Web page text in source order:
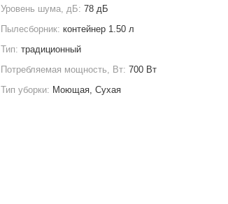
Уровень шума, дБ:78 дБ
Пылесборник:контейнер 1.50 л
Тип:традиционный
Потребляемая мощность, Вт:700 Вт
Тип уборки: Моющая, Сухая